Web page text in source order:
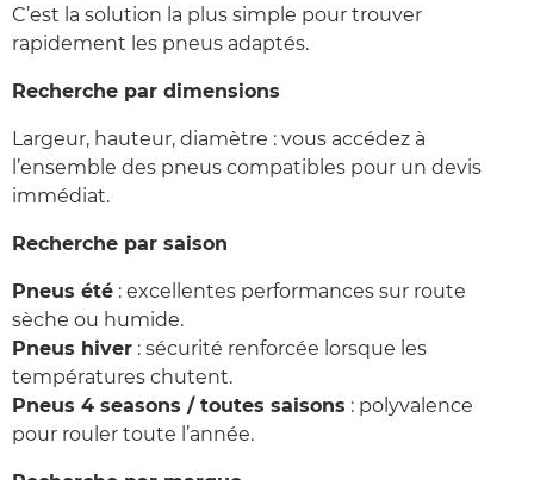
C’est la solution la plus simple pour trouver
rapidement les pneus adaptés.
Recherche par dimensions
Largeur, hauteur, diamètre : vous accédez à
l’ensemble des pneus compatibles pour un devis
immédiat.
Recherche par saison
Pneus été : excellentes performances sur route
sèche ou humide.
Pneus hiver : sécurité renforcée lorsque les
températures chutent.
Pneus 4 seasons / toutes saisons : polyvalence
pour rouler toute l’année.